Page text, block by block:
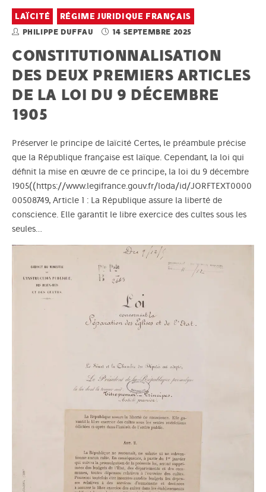
LAÏCITÉ RÉGIME JURIDIQUE FRANÇAIS
PHILIPPE DUFFAU 14 SEPTEMBRE 2025
CONSTITUTIONNALISATION
DES DEUX PREMIERS ARTICLES
DE LA LOI DU 9 DÉCEMBRE
1905
Préserver le principe de laïcité Certes, le préambule précise
que la République française est laïque. Cependant, la loi qui
définit la mise en œuvre de ce principe, la loi du 9 décembre
1905((https://www.legifrance.gouv.fr/loda/id/JORFTEXT0000
00508749, Article 1 : La République assure la liberté de
conscience. Elle garantit le libre exercice des cultes sous les
seules…